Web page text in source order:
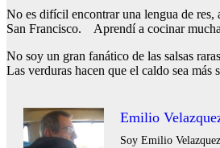
No es difícil encontrar una lengua de res,
San Francisco. Aprendí a cocinar
No soy un gran fanático de las salsas
Las verduras hacen que el caldo sea más
Emilio
Soy Emilio